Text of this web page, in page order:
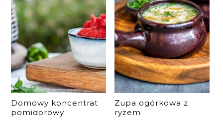
Domowy koncentrat
pomidorowy
Zupa ogórkowa z
ryżem